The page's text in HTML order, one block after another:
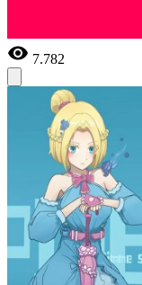
7.782